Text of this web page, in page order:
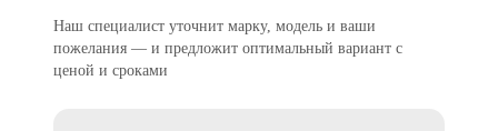
Наш специалист уточнит марку, модель и ваши
пожелания — и предложит оптимальный вариант с
ценой и сроками